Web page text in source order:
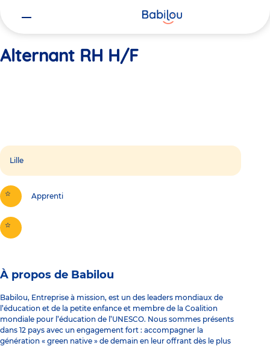
Alternant RH H/F
Lille
Apprenti
À propos de Babilou
Babilou, Entreprise à mission, est un des leaders mondiaux de
l’éducation et de la petite enfance et membre de la Coalition
mondiale pour l’éducation de l’UNESCO. Nous sommes présents
dans 12 pays avec un engagement fort : accompagner la
génération « green native » de demain en leur offrant dès le plus